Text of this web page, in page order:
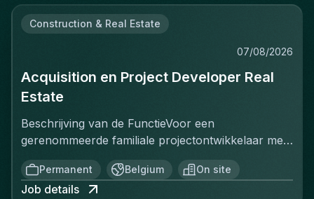
Construction & Real Estate
07/08/2026
Acquisition en Project Developer Real
Estate
Beschrijving van de FunctieVoor een
gerenommeerde familiale projectontwikkelaar met
een sterke positie op de Belgische vastgoedmarkt,
zoekt een ervaren Projectontwikkelaar die
onmiddellijk impact kan maken. In deze rol ben je
Permanent Belgium On site
Job details